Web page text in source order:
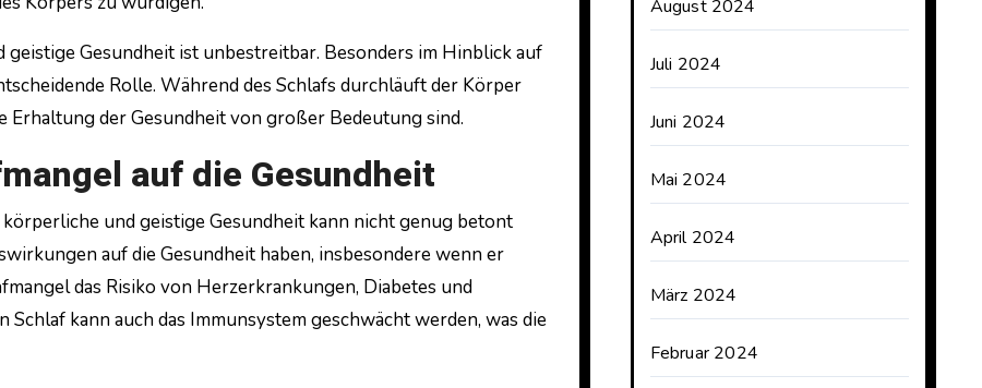
Gesundheit ist unbestreitbar. Besonders im Hinblick auf
Rolle. Während des Schlafs durchläuft der Körper
Erhaltung der Gesundheit von großer Bedeutung sind.
auf die Gesundheit
und geistige Gesundheit kann nicht genug betont
auf die Gesundheit haben, insbesondere wenn er
das Risiko von Herzerkrankungen, Diabetes und
kann auch das Immunsystem geschwächt werden, was die
August 2024
Juli 2024
Juni 2024
Mai 2024
April 2024
März 2024
Februar 2024